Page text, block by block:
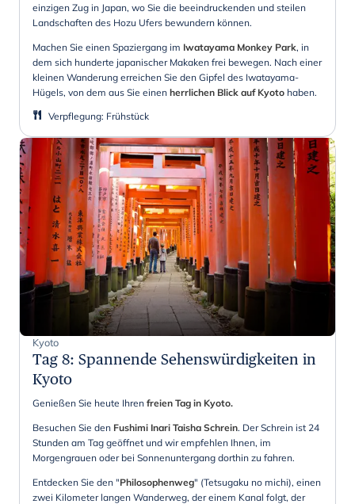
einzigen Zug in Japan, wo Sie die beeindruckenden und steilen
Landschaften des Hozu Ufers bewundern können.
Machen Sie einen Spaziergang im Iwatayama Monkey Park, in
dem sich hunderte japanischer Makaken frei bewegen. Nach einer
kleinen Wanderung erreichen Sie den Gipfel des Iwatayama-
Hügels, von dem aus Sie einen herrlichen Blick auf Kyoto haben.
Verpflegung: Frühstück
Kyoto
Tag 8: Spannende Sehenswürdigkeiten in
Kyoto
Genießen Sie heute Ihren freien Tag in Kyoto.
Besuchen Sie den Fushimi Inari Taisha Schrein. Der Schrein ist 24
Stunden am Tag geöffnet und wir empfehlen Ihnen, im
Morgengrauen oder bei Sonnenuntergang dorthin zu fahren.
Entdecken Sie den "Philosophenweg" (Tetsugaku no michi), einen
zwei Kilometer langen Wanderweg, der einem Kanal folgt, der